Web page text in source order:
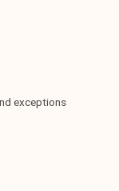
exceptions